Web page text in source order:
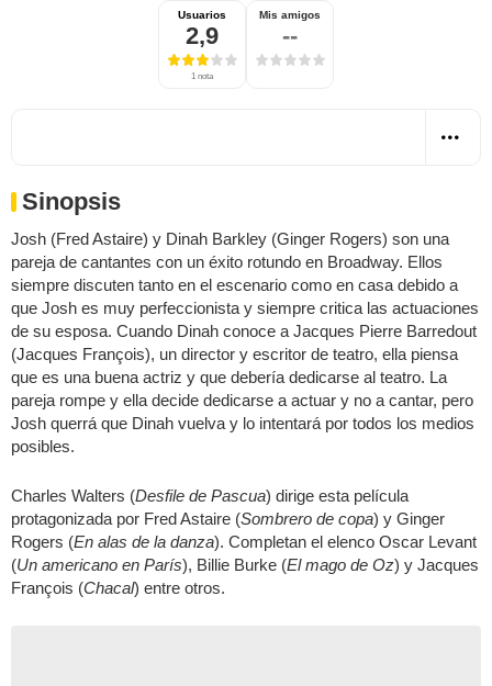
Usuarios
2,9
1 nota
Mis amigos
--
Sinopsis
Josh (Fred Astaire) y Dinah Barkley (Ginger Rogers) son una
pareja de cantantes con un éxito rotundo en Broadway. Ellos
siempre discuten tanto en el escenario como en casa debido a
que Josh es muy perfeccionista y siempre critica las actuaciones
de su esposa. Cuando Dinah conoce a Jacques Pierre Barredout
(Jacques François), un director y escritor de teatro, ella piensa
que es una buena actriz y que debería dedicarse al teatro. La
pareja rompe y ella decide dedicarse a actuar y no a cantar, pero
Josh querrá que Dinah vuelva y lo intentará por todos los medios
posibles.
Charles Walters (Desfile de Pascua) dirige esta película
protagonizada por Fred Astaire (Sombrero de copa) y Ginger
Rogers (En alas de la danza). Completan el elenco Oscar Levant
(Un americano en París), Billie Burke (El mago de Oz) y Jacques
François (Chacal) entre otros.